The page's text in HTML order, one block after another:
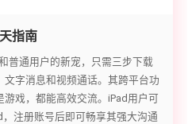
指南
普通用户的新宠，只需三步下载
字消息和视频通话。其跨平台功
戏，都能高效交流。iPad用户可
注册账号后即可畅享其强大沟通